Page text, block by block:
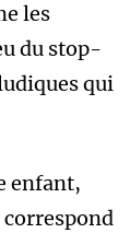
les
du stop-
qui
enfant,